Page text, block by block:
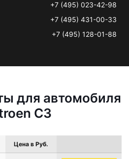
+7 (495) 023-42-98
+7 (495) 431-00-33
+7 (495) 128-01-88
для автомобиля
C3
Цена в Руб.